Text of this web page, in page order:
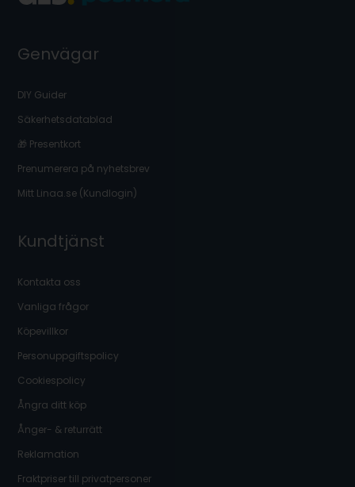
Genvägar
DIY Guider
Säkerhetsdatablad
🎁 Presentkort
Prenumerera på nyhetsbrev
Mitt Linaa.se (Kundlogin)
Kundtjänst
Kontakta oss
Vanliga frågor
Köpevillkor
Personuppgiftspolicy
Cookiespolicy
Ångra ditt köp
Ånger- & returrätt
Reklamation
Fraktpriser till privatpersoner